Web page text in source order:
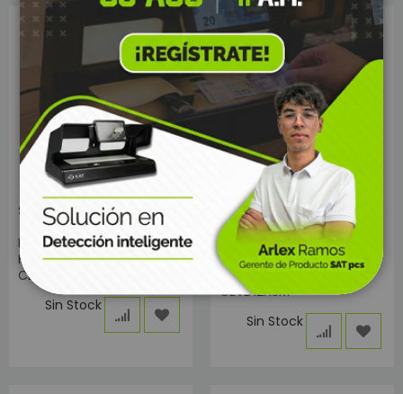
SKU: 7666
MUFLA SAT HORIZONTAL 24
HILOS 3 ENTRADA 3 SALIDA
CEH24H
Sin Stock
SKU: 7662
MUFLA SAT VERTICAL TIPO
DOMO SELLADO
MECÁNICO 12 HILOS
CEVD12HSM
Sin Stock